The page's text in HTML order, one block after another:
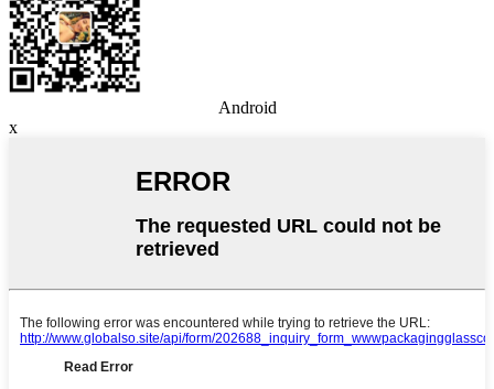
Android
x